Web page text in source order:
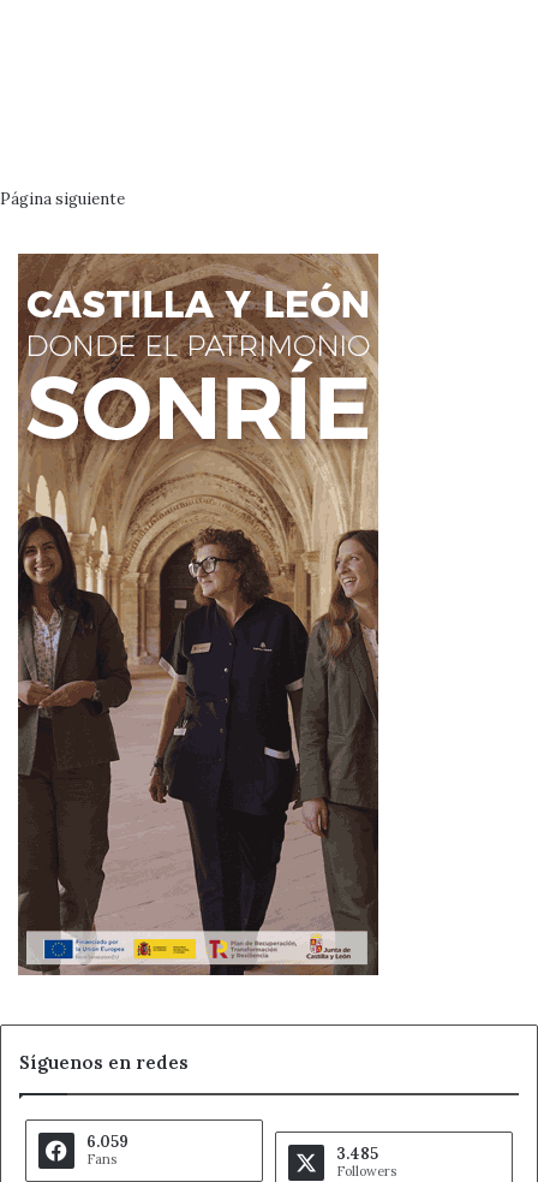
Página siguiente
Síguenos en redes
6.059
Fans 3.485
Followers